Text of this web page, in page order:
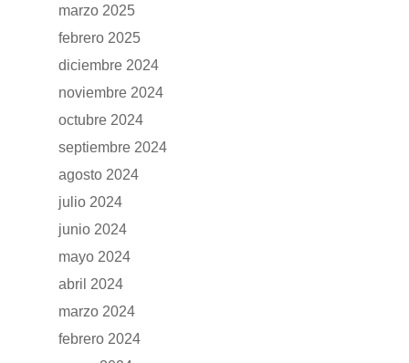
marzo 2025
febrero 2025
diciembre 2024
noviembre 2024
octubre 2024
septiembre 2024
agosto 2024
julio 2024
junio 2024
mayo 2024
abril 2024
marzo 2024
febrero 2024